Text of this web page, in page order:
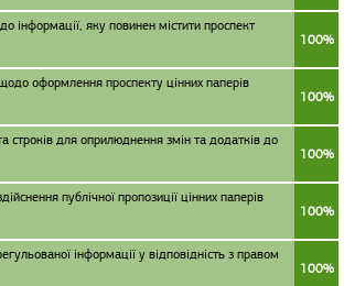
інформації, яку повинен містити проспект
100%
оформлення проспекту цінних паперів
100%
строків для оприлюднення змін та додатків до
100%
публічної пропозиції цінних паперів
100%
інформації у відповідність з правом
100%